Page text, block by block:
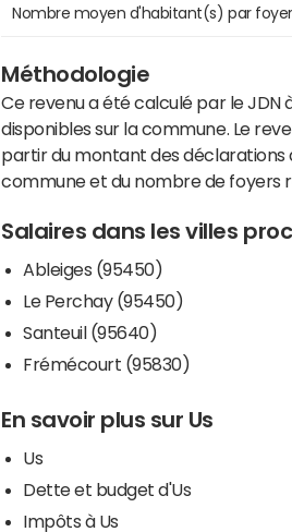
Nombre moyen d'habitant(s) par foyer
Méthodologie
Ce revenu a été calculé par le JDN
disponibles sur la commune. Le
partir du montant des déclarations
commune et du nombre de foyers
Salaires dans les villes
Ableiges (95450)
Le Perchay (95450)
Santeuil (95640)
Frémécourt (95830)
En savoir plus sur Us
Us
Dette et budget d'Us
Impôts à Us